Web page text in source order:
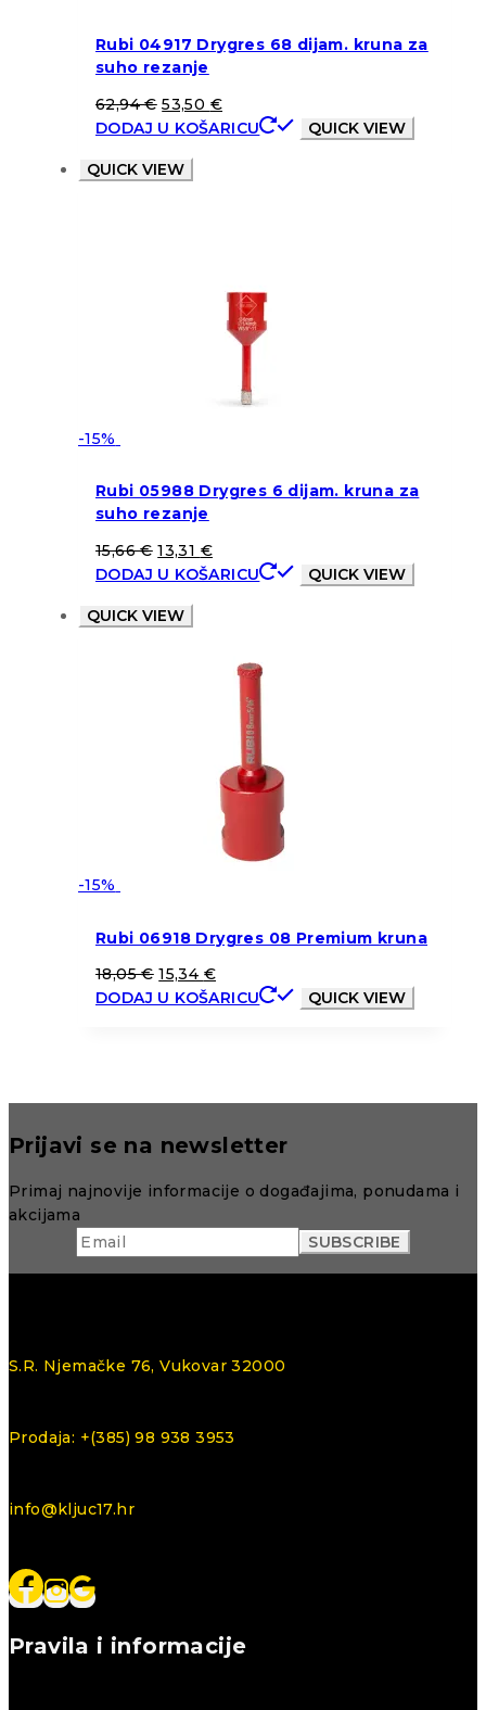
Rubi 04917 Drygres 68 dijam. kruna za
suho rezanje
62,94€ 53,50 €
DODAJ U KOŠARICU
QUICK VIEW
QUICK VIEW
-15%
Rubi 05988 Drygres 6 dijam. kruna za
suho rezanje
15,66€ 13,31 €
DODAJ U KOŠARICU
QUICK VIEW
QUICK VIEW
-15%
Rubi 06918 Drygres 08 Premium kruna
18,05€ 15,34 €
DODAJ U KOŠARICU
QUICK VIEW
Prijavi se na newsletter
Primaj najnovije informacije o događajima, ponudama i
akcijama
S.R. Njemačke 76, Vukovar 32000
Prodaja: +(385) 98 938 3953
info@kljuc17.hr
Pravila i informacije